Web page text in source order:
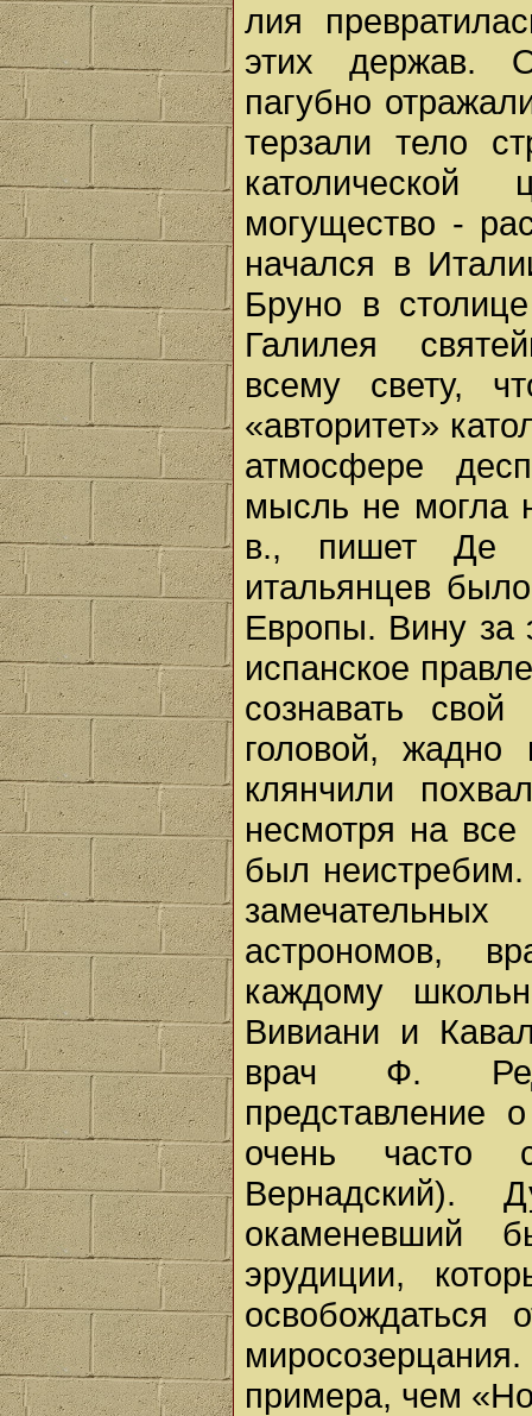
лия
этих держав.
пагубно
терзали тело
могущество -
начался в
Бруно в
Галилея
всему свету,
«авторитет»
атмосфере
мысль не могла
в., пишет Де
итальянцев
Европы. Вину за
испанское
сознавать
головой, жадно
клянчили
несмотря на все
был
астрономов,
каждому
Вивиани и
врач Ф.
представление
очень часто
Вернадский).
окаменевший
эрудиции,
освобождаться
примера, чем